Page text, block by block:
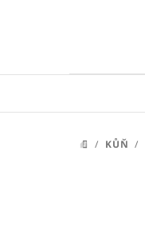
DOMŮ
/ KŮŇ /